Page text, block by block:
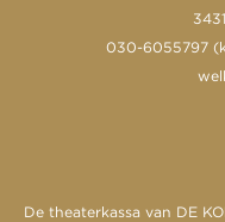
030-6055797
De theaterkassa van DE